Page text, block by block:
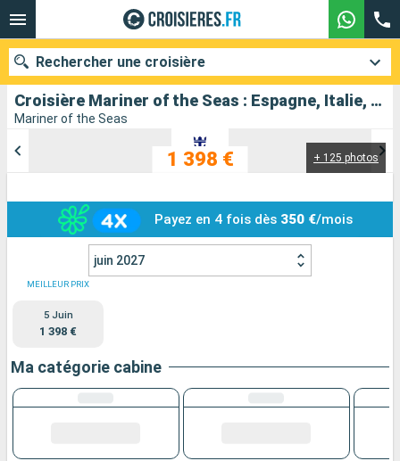
Croisière Mariner of the Seas : Espagne, Italie, Grèce, Croatie au départ de Barcelone
Mariner of the Seas
+ 125 photos
1 398 €
Payez en 4 fois dès 350 €/mois
juin 2027
MEILLEUR PRIX
5 Juin
1 398 €
Ma catégorie cabine
Rechercher une croisière
Mois de départ
Ports Compagnies